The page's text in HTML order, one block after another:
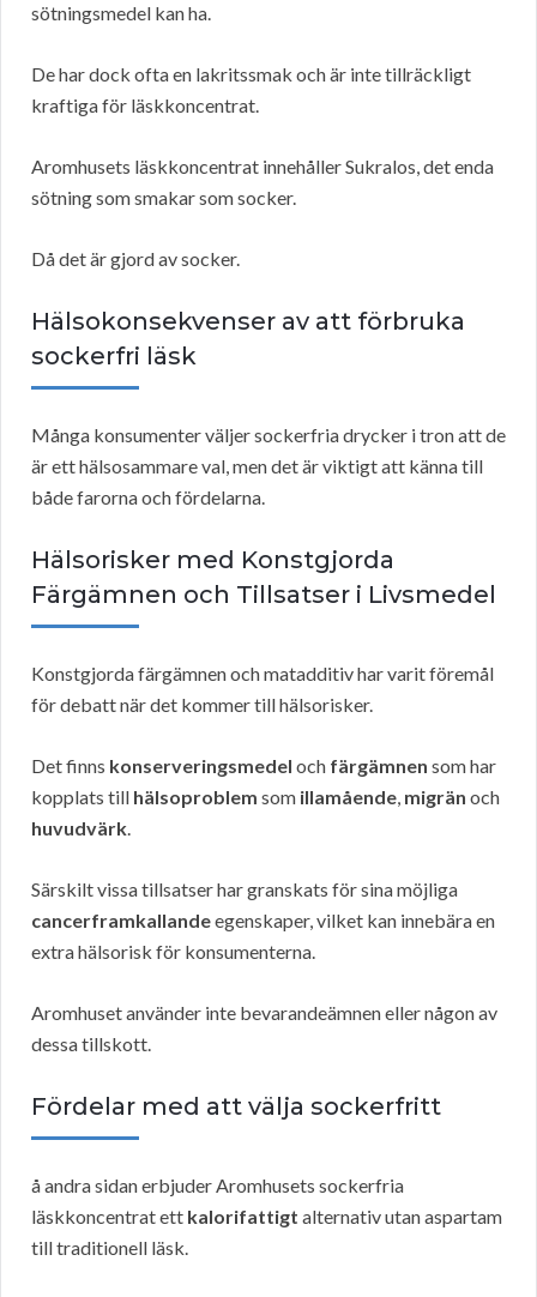
sötningsmedel kan ha.
De har dock ofta en lakritssmak och är inte tillräckligt
kraftiga för läskkoncentrat.
Aromhusets läskkoncentrat innehåller Sukralos, det enda
sötning som smakar som socker.
Då det är gjord av socker.
Hälsokonsekvenser av att förbruka
sockerfri läsk
Många konsumenter väljer sockerfria drycker i tron att de
är ett hälsosammare val, men det är viktigt att känna till
både farorna och fördelarna.
Hälsorisker med Konstgjorda
Färgämnen och Tillsatser i Livsmedel
Konstgjorda färgämnen och matadditiv har varit föremål
för debatt när det kommer till hälsorisker.
Det finns konserveringsmedel och färgämnen som har
kopplats till hälsoproblem som illamående, migrän och
huvudvärk.
Särskilt vissa tillsatser har granskats för sina möjliga
cancerframkallandeegenskaper, vilket kan innebära en
extra hälsorisk för konsumenterna.
Aromhuset använder inte bevarandeämnen eller någon av
dessa tillskott.
Fördelar med att välja sockerfritt
å andra sidan erbjuder Aromhusets sockerfria
läskkoncentrat ett kalorifattigt alternativ utan aspartam
till traditionell läsk.